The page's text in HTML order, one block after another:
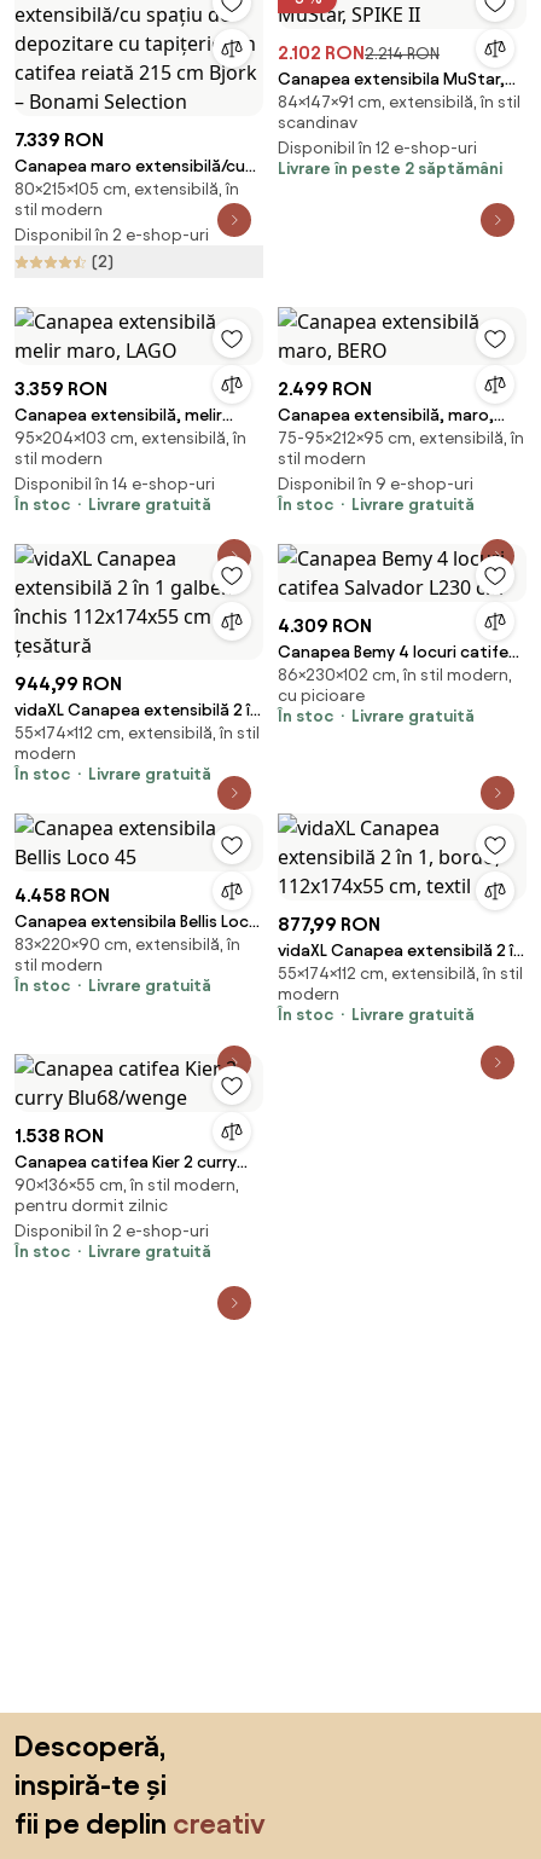
7.339 RON
Canapea maro extensibilă/cu
spațiu de depozitare cu
tapițerie din catifea reiată 215
cm Bjork – Bonami Selection
80×215×105 cm, extensibilă, în
stil modern
Disponibil în 2 e-shop-uri
(2)
2.102 RON2.214 RON
Canapea extensibila MuStar,
SPIKE II
84×147×91 cm, extensibilă, în stil
scandinav
Disponibil în 12 e-shop-uri
Livrare în peste 2 săptămâni
3.359 RON
Canapea extensibilă, melir
maro, LAGO
95×204×103 cm, extensibilă, în
stil modern
Disponibil în 14 e-shop-uri
În stoc
Livrare gratuită
2.499 RON
Canapea extensibilă, maro,
BERO
75-95×212×95 cm, extensibilă, în
stil modern
Disponibil în 9 e-shop-uri
În stoc
Livrare gratuită
944,99 RON
vidaXL Canapea extensibilă 2 în
1 galben închis 112x174x55 cm
țesătură
55×174×112 cm, extensibilă, în stil
modern
În stoc
Livrare gratuită
4.309 RON
Canapea Bemy 4 locuri catifea
Salvador L230 cm
86×230×102 cm, în stil modern,
cu picioare
În stoc
Livrare gratuită
4.458 RON
Canapea extensibila Bellis Loco
45
83×220×90 cm, extensibilă, în
stil modern
În stoc
Livrare gratuită
877,99 RON
vidaXL Canapea extensibilă 2 în
1, bordo, 112x174x55 cm, textil
55×174×112 cm, extensibilă, în stil
modern
În stoc
Livrare gratuită
1.538 RON
Canapea catifea Kier 2 curry
Blu68/wenge
90×136×55 cm, în stil modern,
pentru dormit zilnic
Disponibil în 2 e-shop-uri
În stoc
Livrare gratuită
Descoperă,
inspiră-te și
fii pe deplin creativ